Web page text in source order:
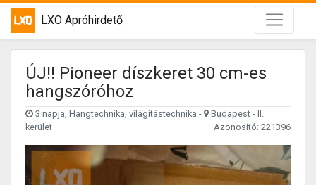
LXO Apróhirdető
ÚJ!! Pioneer díszkeret 30 cm-es
hangszóróhoz
3 napja, Hangtechnika, világítástechnika -
Budapest - II.
kerület
Azonosító: 221396